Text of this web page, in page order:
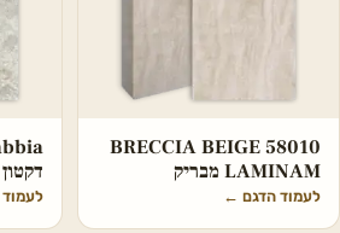
‏‏BRECCIA BEIGE 58010
LAMINAM מבריק
לעמוד הדגם ←
דקטון